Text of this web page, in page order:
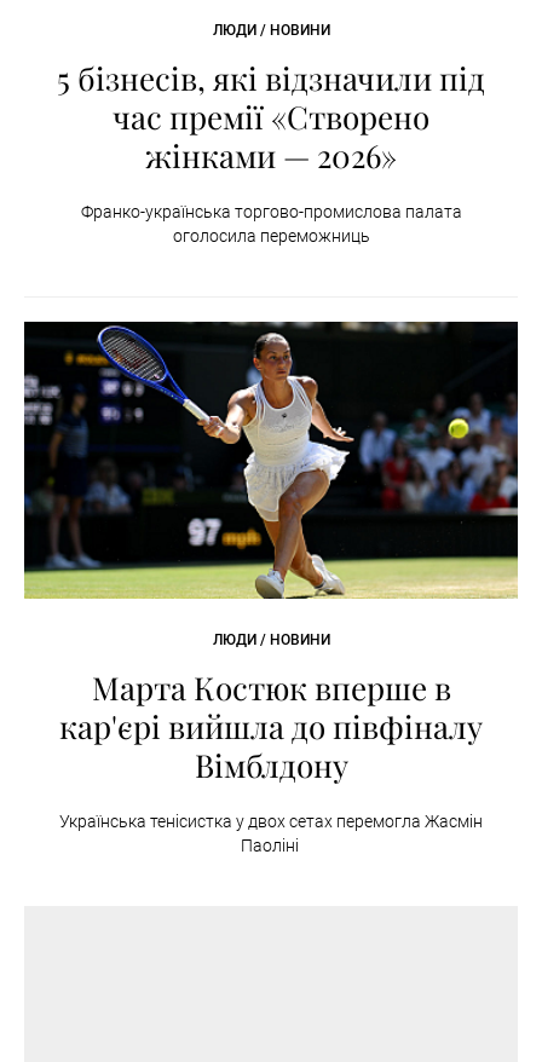
ЛЮДИ / НОВИНИ
5 бізнесів, які відзначили під
час премії «Створено
жінками — 2026»
Франко-українська торгово-промислова палата
оголосила переможниць
ЛЮДИ / НОВИНИ
Марта Костюк вперше в
кар'єрі вийшла до півфіналу
Вімблдону
Українська тенісистка у двох сетах перемогла Жасмін
Паоліні